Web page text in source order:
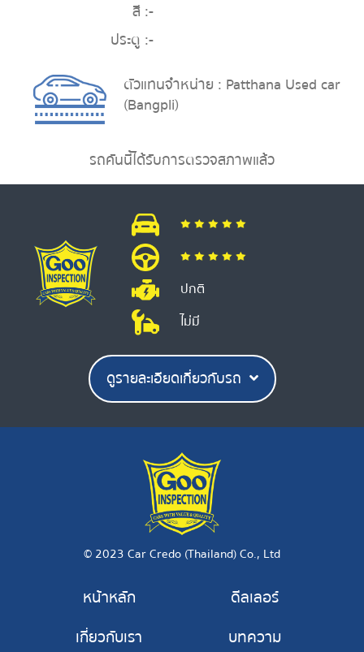
สี :-
ประตู :-
ตัวแทนจำหน่าย : Patthana Used car
(Bangpli)
รถคันนี้ได้รับการตรวจสภาพแล้ว
ปกติ
ไม่มี
ดูรายละเอียดเกี่ยวกับรถ
© 2023 Car Credo (Thailand) Co., Ltd
หน้าหลัก
เกี่ยวกับเรา
ดีลเลอร์
บทความ